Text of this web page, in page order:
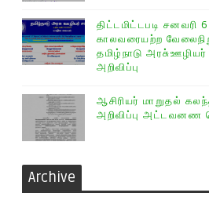
திட்டமிட்டபடி சனவரி
காலவரையற்ற
தமிழ்நாடு
அறிவிப்பு
ஆசிரியர் மாறுதல்
அறிவிப்பு அட்டவனண
Archive